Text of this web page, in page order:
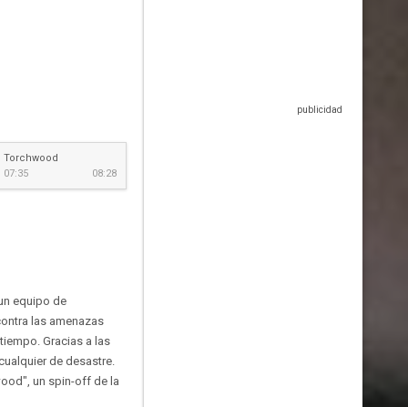
Torchwood
07:35
08:28
equipo de
las amenazas
Gracias a las
de desastre.
un spin-off de la